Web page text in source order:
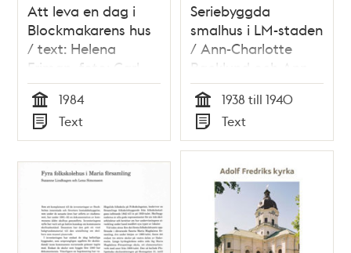
Att leva en dag i
Blockmakarens hus
/ text: Helena
Friman, foto: Carl
Heideken och Henrik
Hultgren
Tid
1984
Typ
Text
Seriebyggda
smalhus i LM-staden
/ Ann-Charlotte
Backlund och Ann-
Sofie Nygren
Tid
1938 till 1940
Typ
Text